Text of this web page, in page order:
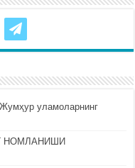
уламоларнинг
НОМЛАНИШИ